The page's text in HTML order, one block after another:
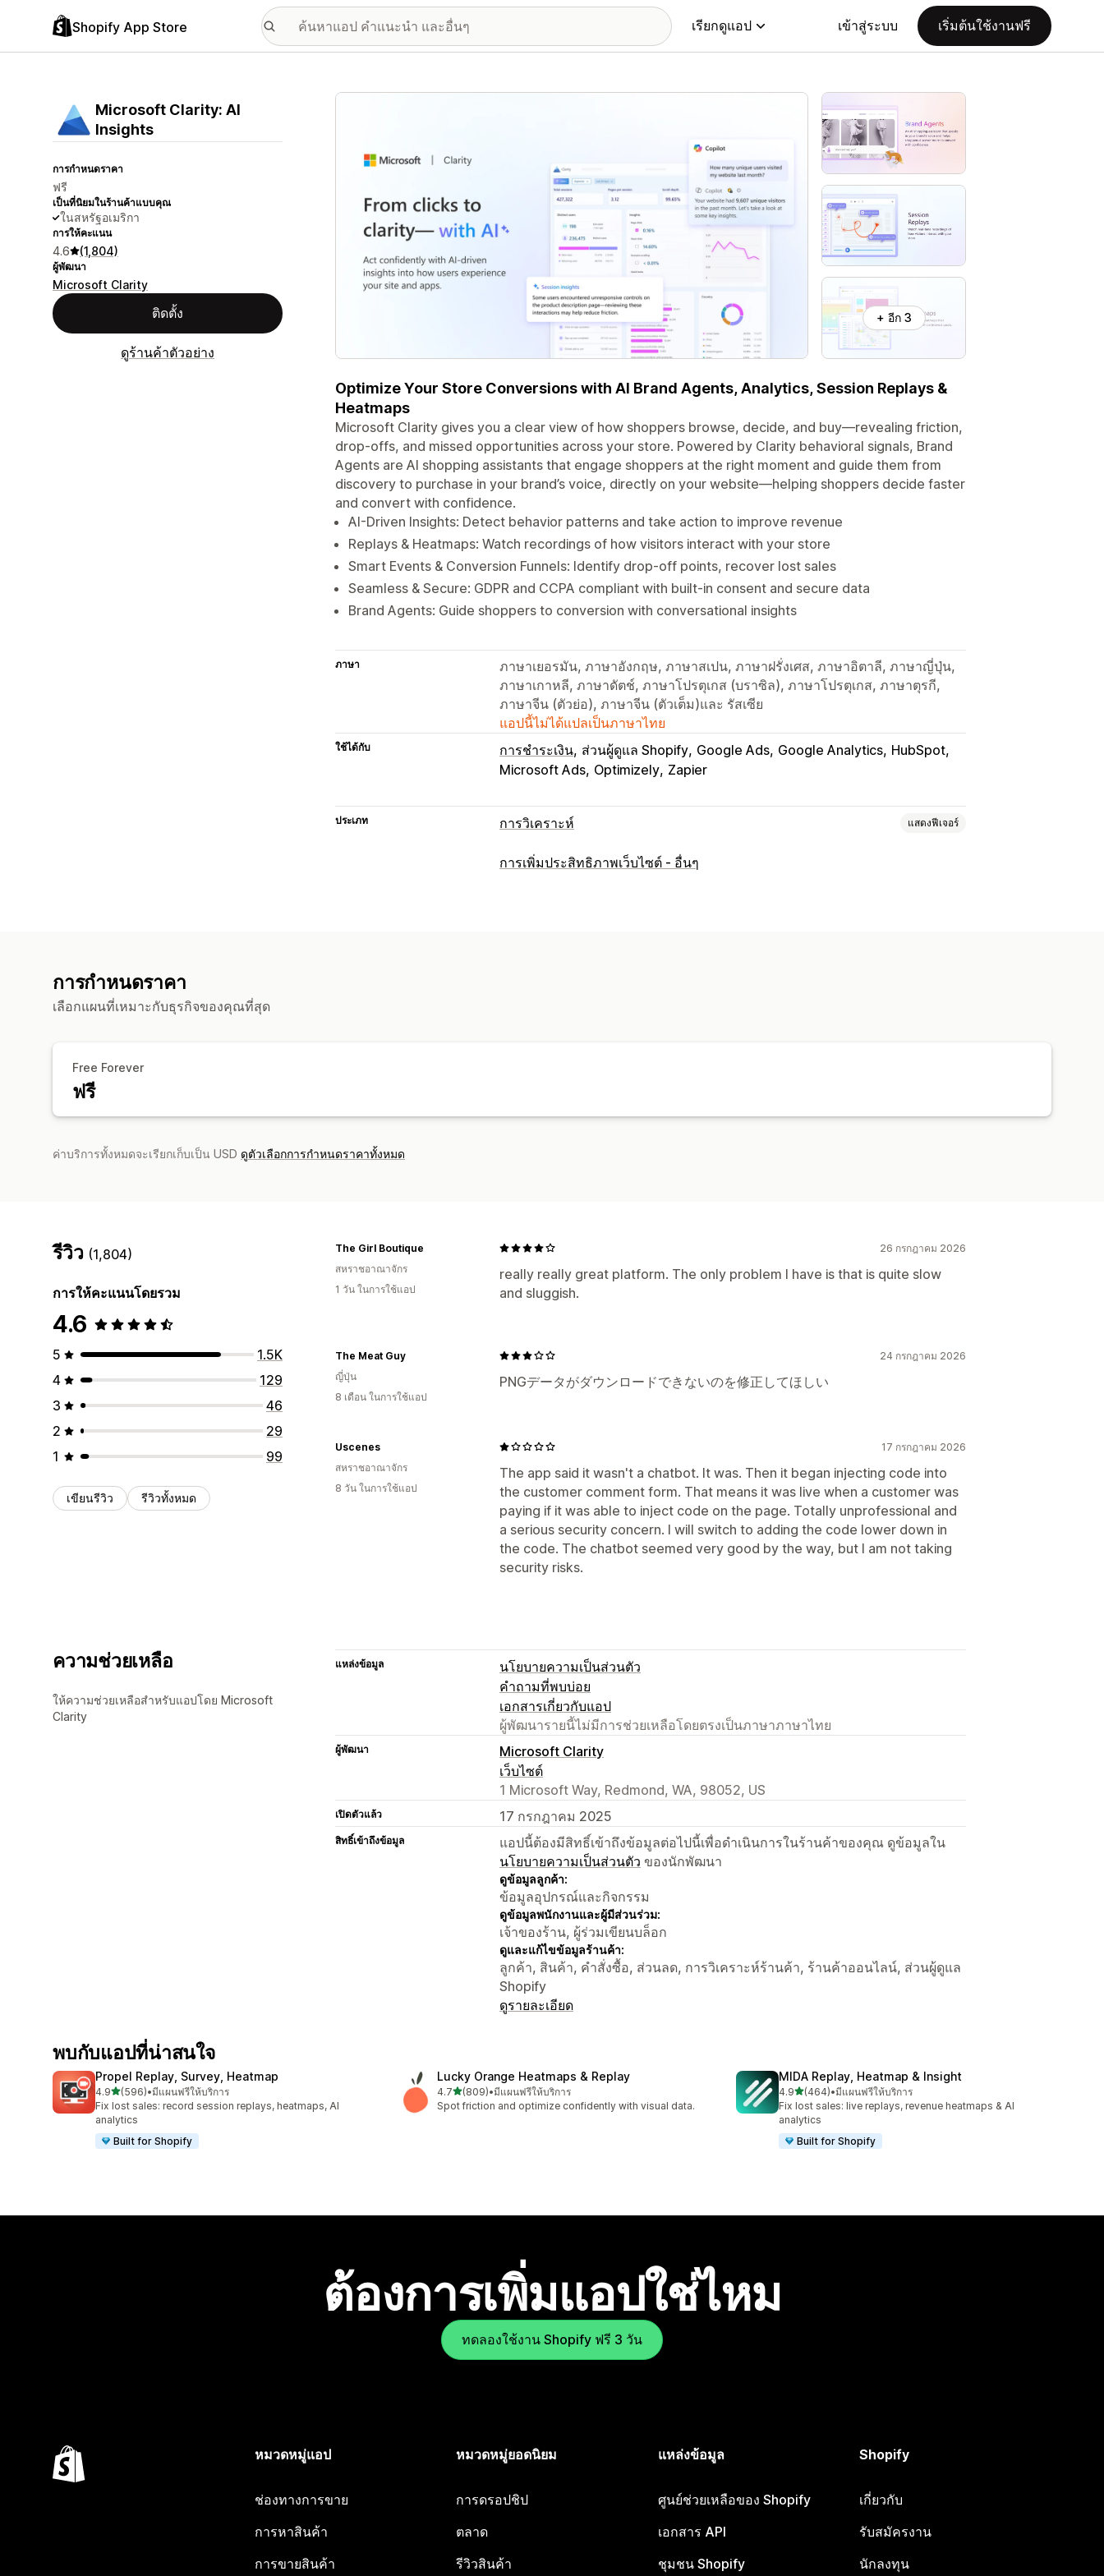
Shopify App Store เรียกดูแอป เข้าสู่ระบบ เริ่มต้นใช้งานฟรี
Microsoft Clarity: AI
Insights
การกำหนดราคา
ฟรี
เป็นที่นิยมในร้านค้าแบบคุณ
ในสหรัฐอเมริกา
การให้คะแนน
4.6 (1,804)
ผู้พัฒนา
Microsoft Clarity
ติดตั้ง
ดูร้านค้าตัวอย่าง
แกลเลอรีรูปภาพที่แสดง
+ อีก 3
Optimize Your Store Conversions with AI Brand Agents, Analytics, Session Replays &
Heatmaps
Microsoft Clarity gives you a clear view of how shoppers browse, decide, and buy—revealing friction,
drop‑offs, and missed opportunities across your store. Powered by Clarity behavioral signals, Brand
Agents are AI shopping assistants that engage shoppers at the right moment and guide them from
discovery to purchase in your brand’s voice, directly on your website—helping shoppers decide faster
and convert with confidence.
AI-Driven Insights: Detect behavior patterns and take action to improve revenue
Replays & Heatmaps: Watch recordings of how visitors interact with your store
Smart Events & Conversion Funnels: Identify drop-off points, recover lost sales
Seamless & Secure: GDPR and CCPA compliant with built‑in consent and secure data
Brand Agents: Guide shoppers to conversion with conversational insights
ภาษา
ภาษาเยอรมัน, ภาษาอังกฤษ, ภาษาสเปน, ภาษาฝรั่งเศส, ภาษาอิตาลี, ภาษาญี่ปุ่น,
ภาษาเกาหลี, ภาษาดัตช์, ภาษาโปรตุเกส (บราซิล), ภาษาโปรตุเกส, ภาษาตุรกี,
ภาษาจีน (ตัวย่อ), ภาษาจีน (ตัวเต็ม)และ รัสเซีย
แอปนี้ไม่ได้แปลเป็นภาษาไทย
ใช้ได้กับ การชำระเงิน ส่วนผู้ดูแล Shopify Google Ads Google Analytics HubSpot
Microsoft Ads Optimizely Zapier
ประเภท การวิเคราะห์ แสดงฟีเจอร์
พฤติกรรมของลูกค้า
การเพิ่มประสิทธิภาพเว็บไซต์ - อื่นๆ
การกำหนดราคา
เลือกแผนที่เหมาะกับธุรกิจของคุณที่สุด
Free Forever
ฟรี
ค่าบริการทั้งหมดจะเรียกเก็บเป็น USD ดูตัวเลือกการกำหนดราคาทั้งหมด
รีวิว (1,804)
การให้คะแนนโดยรวม
4.6
5
1.5K
4
129
3
46
2
29
1
99
เขียนรีวิว รีวิวทั้งหมด
26 กรกฎาคม 2026
really really great platform. The only problem I have is that is quite slow
and sluggish.
The Girl Boutique
สหราชอาณาจักร
1 วัน ในการใช้แอป
24 กรกฎาคม 2026
PNGデータがダウンロードできないのを修正してほしい
The Meat Guy
ญี่ปุ่น
8 เดือน ในการใช้แอป
17 กรกฎาคม 2026
The app said it wasn't a chatbot. It was. Then it began injecting code into
the customer comment form. That means it was live when a customer was
paying if it was able to inject code on the page. Totally unprofessional and
a serious security concern. I will switch to adding the code lower down in
the code. The chatbot seemed very good by the way, but I am not taking
security risks.
Uscenes
สหราชอาณาจักร
8 วัน ในการใช้แอป
ความช่วยเหลือ
ให้ความช่วยเหลือสำหรับแอปโดย Microsoft
Clarity
แหล่งข้อมูล
นโยบายความเป็นส่วนตัว
คำถามที่พบบ่อย
เอกสารเกี่ยวกับแอป
ผู้พัฒนารายนี้ไม่มีการช่วยเหลือโดยตรงเป็นภาษาภาษาไทย
ผู้พัฒนา
Microsoft Clarity
เว็บไซต์
1 Microsoft Way, Redmond, WA, 98052, US
เปิดตัวแล้ว 17 กรกฎาคม 2025
สิทธิ์เข้าถึงข้อมูล
แอปนี้ต้องมีสิทธิ์เข้าถึงข้อมูลต่อไปนี้เพื่อดำเนินการในร้านค้าของคุณ ดูข้อมูลใน
นโยบายความเป็นส่วนตัว ของนักพัฒนา
ดูข้อมูลลูกค้า:
ข้อมูลอุปกรณ์และกิจกรรม
ดูข้อมูลพนักงานและผู้มีส่วนร่วม:
เจ้าของร้าน, ผู้ร่วมเขียนบล็อก
ดูและแก้ไขข้อมูลร้านค้า:
ลูกค้า, สินค้า, คำสั่งซื้อ, ส่วนลด, การวิเคราะห์ร้านค้า, ร้านค้าออนไลน์, ส่วนผู้ดูแล
Shopify
ดูรายละเอียด
พบกับแอปที่น่าสนใจ
Propel Replay, Survey, Heatmap
4.9เต็ม 5 ดาว
(596)
ทั้งหมด 596 รีวิว
•มีแผนฟรีให้บริการ
Fix lost sales: record session replays, heatmaps, AI
analytics
Built for Shopify
Lucky Orange Heatmaps & Replay
4.7เต็ม 5 ดาว
(809)
ทั้งหมด 809 รีวิว
•มีแผนฟรีให้บริการ
Spot friction and optimize confidently with visual data.
MIDA Replay, Heatmap & Insight
4.9เต็ม 5 ดาว
(464)
ทั้งหมด 464 รีวิว
•มีแผนฟรีให้บริการ
Fix lost sales: live replays, revenue heatmaps & AI
analytics
Built for Shopify
ต้องการเพิ่มแอปใช่ไหม
ทดลองใช้งาน Shopify ฟรี 3 วัน
หมวดหมู่แอป
ช่องทางการขาย
การหาสินค้า
การขายสินค้า
หมวดหมู่ยอดนิยม
การดรอปชิป
ตลาด
รีวิวสินค้า
แหล่งข้อมูล
ศูนย์ช่วยเหลือของ Shopify
เอกสาร API
ชุมชน Shopify
Shopify
เกี่ยวกับ
รับสมัครงาน
นักลงทุน